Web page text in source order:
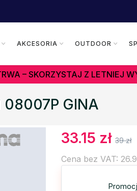
AKCESORIA OUTDOOR
– SKORZYSTAJ Z LETNIEJ
GINA
33.15 zł 39 zł
Cena bez VAT: